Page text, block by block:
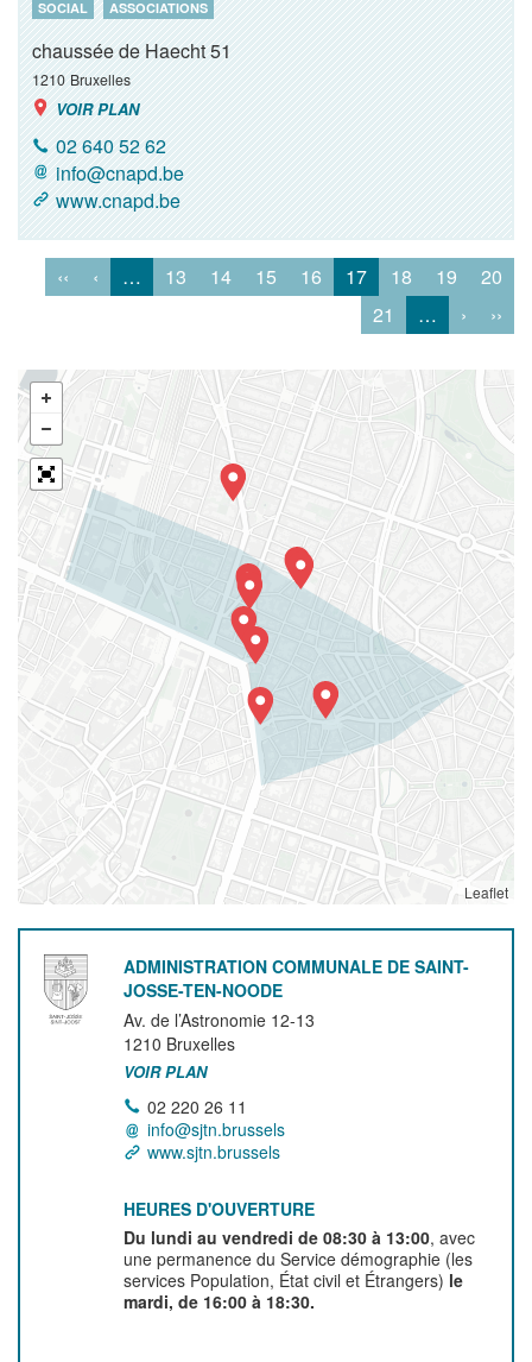
SOCIAL ASSOCIATIONS
chaussée de Haecht 51
1210 Bruxelles
VOIR PLAN
02 640 52 62
info@cnapd.be
www.cnapd.be
‹‹ ‹ … 13 14 15 16 17 18 19
20
21
… › ››
Leaflet
ADMINISTRATION COMMUNALE DE SAINT-
JOSSE-TEN-NOODE
Av. de l’Astronomie 12-13
1210 Bruxelles
VOIR PLAN
02 220 26 11
info@sjtn.brussels
www.sjtn.brussels
HEURES D'OUVERTURE
Du lundi au vendredi de 08:30 à 13:00, avec
une permanence du Service démographie (les
services Population, État civil et Étrangers) le
mardi, de 16:00 à 18:30.